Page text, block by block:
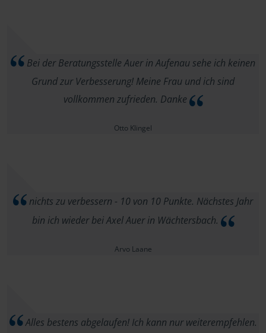
Bei der Beratungsstelle Auer in Aufenau sehe ich keinen
Grund zur Verbesserung! Meine Frau und ich sind
vollkommen zufrieden. Danke
Otto Klingel
nichts zu verbessern - 10 von 10 Punkte. Nächstes Jahr
bin ich wieder bei Axel Auer in Wächtersbach.
Arvo Laane
Alles bestens abgelaufen! Ich kann nur weiterempfehlen.